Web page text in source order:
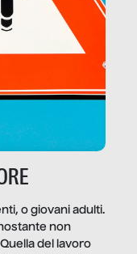
o giovani adulti.
non
del lavoro